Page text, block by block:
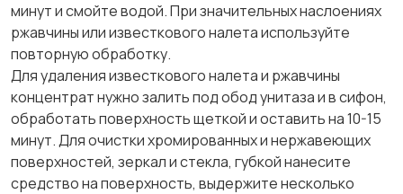
минут и смойте водой. При значительных наслоениях
ржавчины или известкового налета используйте
повторную обработку.
Для удаления известкового налета и ржавчины
концентрат нужно залить под обод унитаза и в сифон,
обработать поверхность щеткой и оставить на 10-15
минут. Для очистки хромированных и нержавеющих
поверхностей, зеркал и стекла, губкой нанесите
средство на поверхность, выдержите несколько